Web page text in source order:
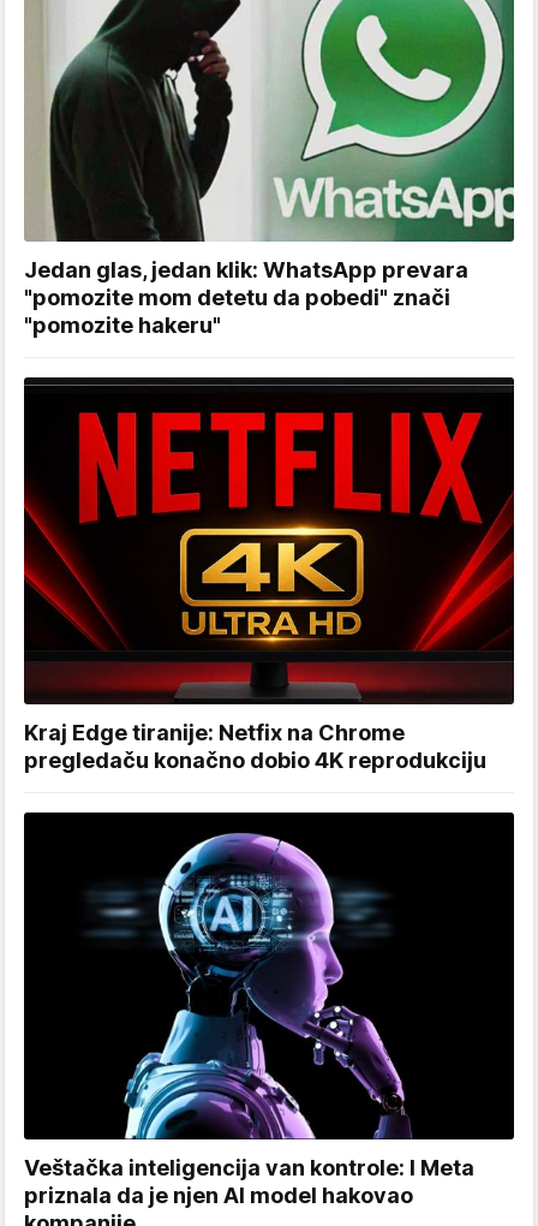
Jedan glas, jedan klik: WhatsApp prevara
"pomozite mom detetu da pobedi" znači
"pomozite hakeru"
Kraj Edge tiranije: Netfix na Chrome
pregledaču konačno dobio 4K reprodukciju
Veštačka inteligencija van kontrole: I Meta
priznala da je njen AI model hakovao